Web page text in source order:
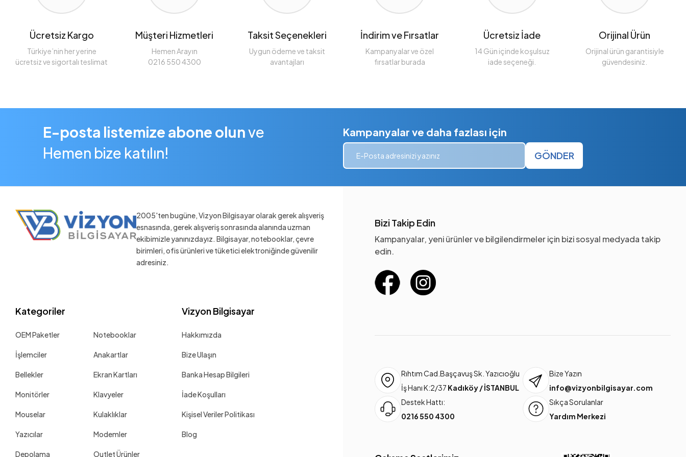
Ücretsiz Kargo
Türkiye’nin her yerine
ücretsiz ve sigortalı teslimat
Müşteri Hizmetleri
Hemen Arayın
0216 550 4300
Taksit Seçenekleri
Uygun ödeme ve taksit
avantajları
İndirim ve Fırsatlar
Kampanyalar ve özel
fırsatlar burada
Ücretsiz İade
14 Gün içinde koşulsuz
iade seçeneği.
Orijinal Ürün
Orijinal ürün garantisiyle
güvendesiniz.
E-posta listemize abone olunve
Hemen bize katılın!
Kampanyalar ve daha fazlası için
GÖNDER
2005'ten bugüne, Vizyon Bilgisayar olarak gerek alışveriş
esnasında, gerek alışveriş sonrasında alanında uzman
ekibimizle yanınızdayız. Bilgisayar, notebooklar, çevre
birimleri, ofis ürünleri ve tüketici elektroniğinde güvenilir
adresiniz.
Kategoriler
OEM Paketler Notebooklar
İşlemciler Anakartlar
Bellekler Ekran Kartları
Monitörler Klavyeler
Mouselar Kulaklıklar
Yazıcılar Modemler
Depolama Outlet Ürünler
Vizyon Bilgisayar
Hakkımızda
Bize Ulaşın
Banka Hesap Bilgileri
İade Koşulları
Kişisel Veriler Politikası
Blog
Bizi Takip Edin
Kampanyalar, yeni ürünler ve bilgilendirmeler için bizi sosyal medyada takip
edin.
Rıhtım Cad.Başçavuş Sk. Yazıcıoğlu
İş Hanı K:2/37 Kadıköy / İSTANBUL
Bize Yazın
info@vizyonbilgisayar.com
Destek Hattı:
0216 550 4300
Sıkça Sorulanlar
Yardım Merkezi